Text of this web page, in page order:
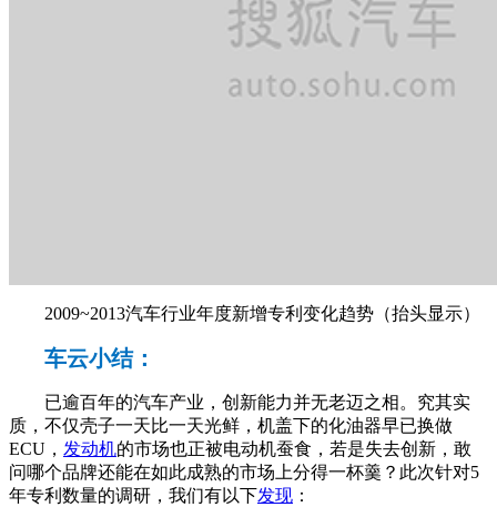
2009~2013汽车行业年度新增专利变化趋势（抬头显示）
车云小结：
已逾百年的汽车产业，创新能力并无老迈之相。究其实
质，不仅壳子一天比一天光鲜，机盖下的化油器早已换做
ECU， 发动机的市场也正被电动机蚕食，若是失去创新，敢
问哪个品牌还能在如此成熟的市场上分得一杯羹？此次针对5
年专利数量的调研，我们有以下发现 ：